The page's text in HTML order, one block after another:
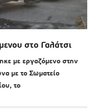
στο Γαλάτσι
με εργαζόμενο στην
με το Σωματείο
το